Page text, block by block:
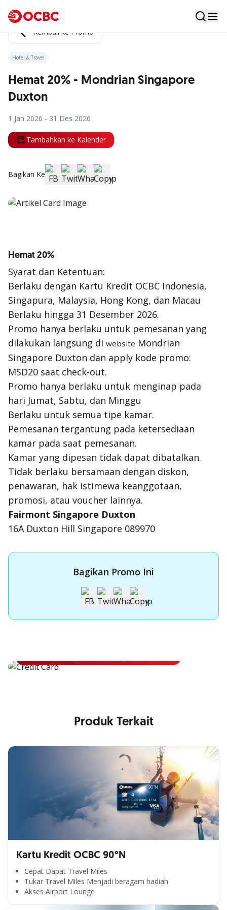
Kembali ke Promo
Hotel & Travel
Hemat 20% - Mondrian Singapore
Duxton
1 Jan 2026 - 31 Des 2026
Tambahkan ke Kalender
Bagikan Ke
Hemat 20%
Syarat dan Ketentuan:
Berlaku dengan Kartu Kredit OCBC Indonesia,
Singapura, Malaysia, Hong Kong, dan Macau
Berlaku hingga 31 Desember 2026.
Promo hanya berlaku untuk pemesanan yang
dilakukan langsung di website Mondrian
Singapore Duxton dan apply kode promo:
MSD20 saat check-out.
Promo hanya berlaku untuk menginap pada
hari Jumat, Sabtu, dan Minggu
Berlaku untuk semua tipe kamar.
Pemesanan tergantung pada ketersediaan
kamar pada saat pemesanan.
Kamar yang dipesan tidak dapat dibatalkan.
Tidak berlaku bersamaan dengan diskon,
penawaran, hak istimewa keanggotaan,
promosi, atau voucher lainnya.
Fairmont Singapore Duxton
16A Duxton Hill Singapore 089970
Bagikan Promo Ini
Apply Kartu Kredit OCBC
Produk Terkait
Kartu Kredit OCBC 90°N
Cepat Dapat Travel Miles
Tukar Travel Miles Menjadi beragam hadiah
Akses Airport Lounge